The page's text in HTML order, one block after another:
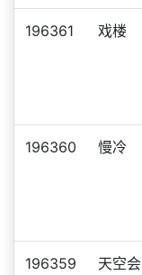
196361 戏楼
196360 慢冷
196359
天空会